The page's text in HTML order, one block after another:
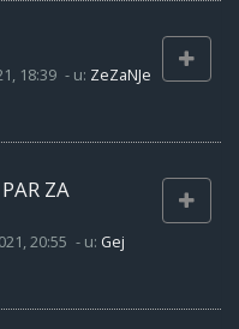
18:39 - u: ZeZaNJe
ZA
20:55 - u: Gej